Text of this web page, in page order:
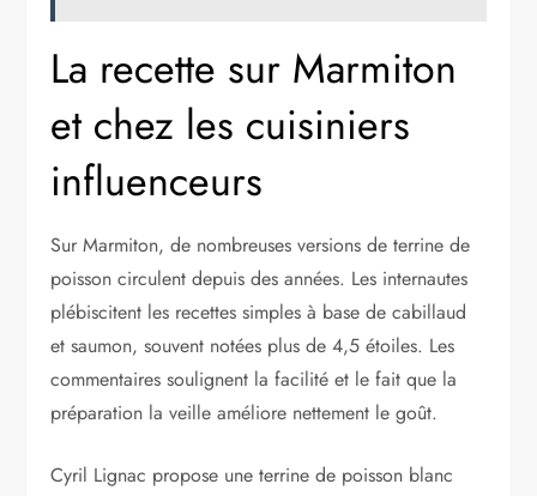
La recette sur Marmiton
et chez les cuisiniers
influenceurs
Sur Marmiton, de nombreuses versions de terrine de
poisson circulent depuis des années. Les internautes
plébiscitent les recettes simples à base de cabillaud
et saumon, souvent notées plus de 4,5 étoiles. Les
commentaires soulignent la facilité et le fait que la
préparation la veille améliore nettement le goût.
Cyril Lignac propose une terrine de poisson blanc